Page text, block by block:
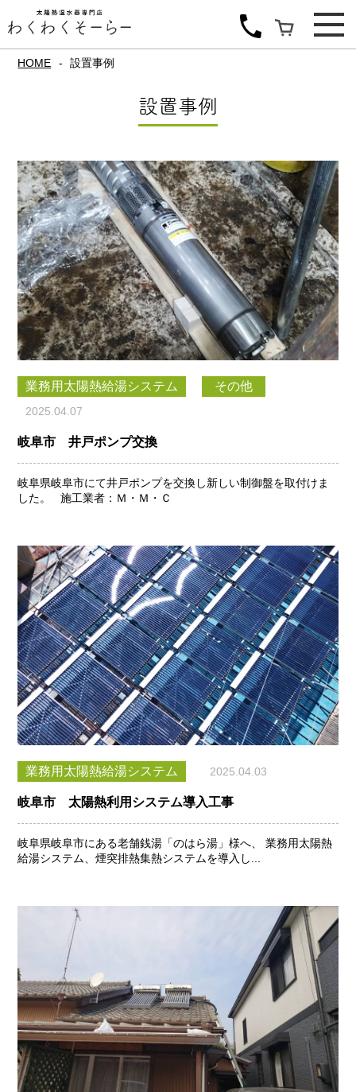
HOME 設置事例
設置事例
業務用太陽熱給湯システム その他
2025.04.07
岐阜市 井戸ポンプ交換
岐阜県岐阜市にて井戸ポンプを交換し新しい制御盤を取付けま
した。 施工業者：Ｍ・Ｍ・Ｃ
業務用太陽熱給湯システム 2025.04.03
岐阜市 太陽熱利用システム導入工事
岐阜県岐阜市にある老舗銭湯「のはら湯」様へ、 業務用太陽熱
給湯システム、煙突排熱集熱システムを導入し...